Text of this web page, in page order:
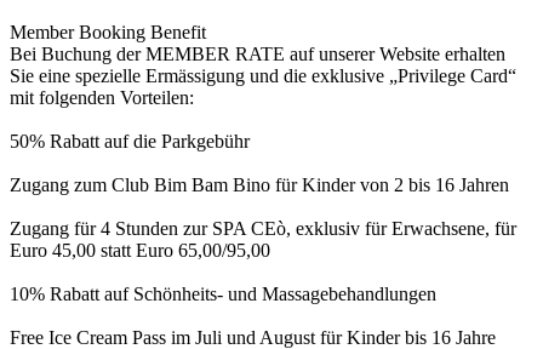
Member Booking Benefit
Bei Buchung der MEMBER RATE auf unserer Website erhalten
Sie eine spezielle Ermässigung und die exklusive „Privilege Card“
mit folgenden Vorteilen:
50% Rabatt auf die Parkgebühr
Zugang zum Club Bim Bam Bino für Kinder von 2 bis 16 Jahren
Zugang für 4 Stunden zur SPA CEò, exklusiv für Erwachsene, für
Euro 45,00 statt Euro 65,00/95,00
10% Rabatt auf Schönheits- und Massagebehandlungen
Free Ice Cream Pass im Juli und August für Kinder bis 16 Jahre